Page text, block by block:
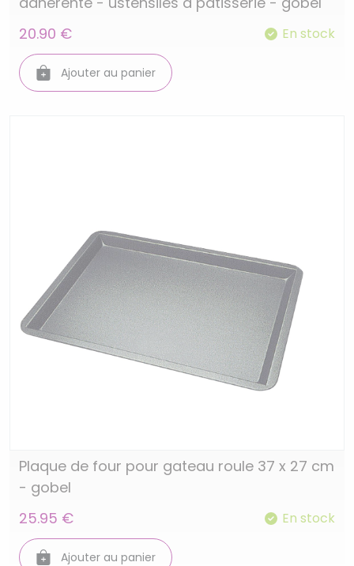
20.90 €
En stock
Ajouter au panier
Plaque de four pour gateau roule 37 x 27 cm
- gobel
25.95 €
En stock
Ajouter au panier